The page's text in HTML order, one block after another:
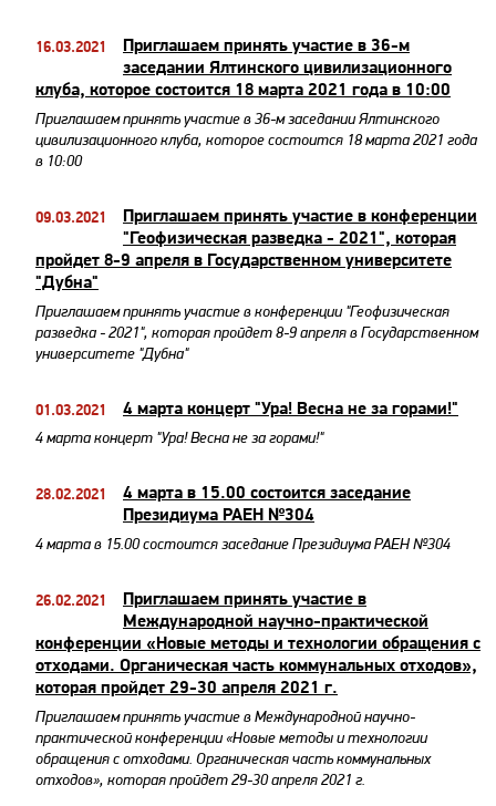
16.03.2021
Приглашаем принять участие в 36-м
заседании Ялтинского цивилизационного
клуба, которое состоится 18 марта 2021 года в 10:00
Приглашаем принять участие в 36-м заседании Ялтинского
цивилизационного клуба, которое состоится 18 марта 2021 года
в 10:00
09.03.2021
Приглашаем принять участие в конференции
"Геофизическая разведка - 2021", которая
пройдет 8-9 апреля в Государственном университете
"Дубна"
Приглашаем принять участие в конференции "Геофизическая
разведка - 2021", которая пройдет 8-9 апреля в Государственном
университете "Дубна"
01.03.2021 4 марта концерт "Ура! Весна не за горами!"
4 марта концерт "Ура! Весна не за горами!"
28.02.2021
4 марта в 15.00 состоится заседание
Президиума РАЕН №304
4 марта в 15.00 состоится заседание Президиума РАЕН №304
26.02.2021
Приглашаем принять участие в
Международной научно-практической
конференции «Новые методы и технологии обращения с
отходами. Органическая часть коммунальных отходов»,
которая пройдет 29-30 апреля 2021 г.
Приглашаем принять участие в Международной научно-
практической конференции «Новые методы и технологии
обращения с отходами. Органическая часть коммунальных
отходов», которая пройдет 29-30 апреля 2021 г.